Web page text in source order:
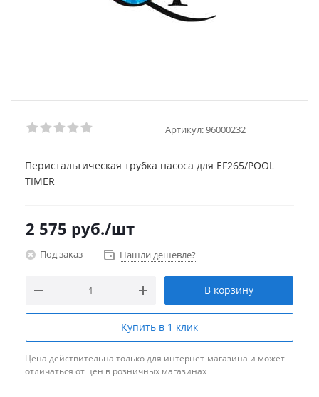
Артикул:96000232
Перистальтическая трубка насоса для EF265/POOL
TIMER
2 575 руб./шт
Под заказ Нашли дешевле?
В корзину
Купить в 1 клик
Цена действительна только для интернет-магазина и может
отличаться от цен в розничных магазинах